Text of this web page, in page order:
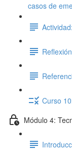
casos de
Curso
Módulo 4: